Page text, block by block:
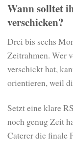
Wann solltet
verschicken?
Drei bis sechs
Zeitrahmen. Wer
verschickt hat,
orientieren, weil
Setzt eine klare
noch genug Zeit
Caterer die finale